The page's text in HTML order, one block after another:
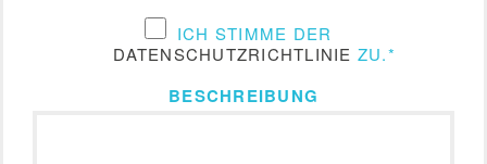
ICH STIMME DER
DATENSCHUTZRICHTLINIE ZU.*
BESCHREIBUNG